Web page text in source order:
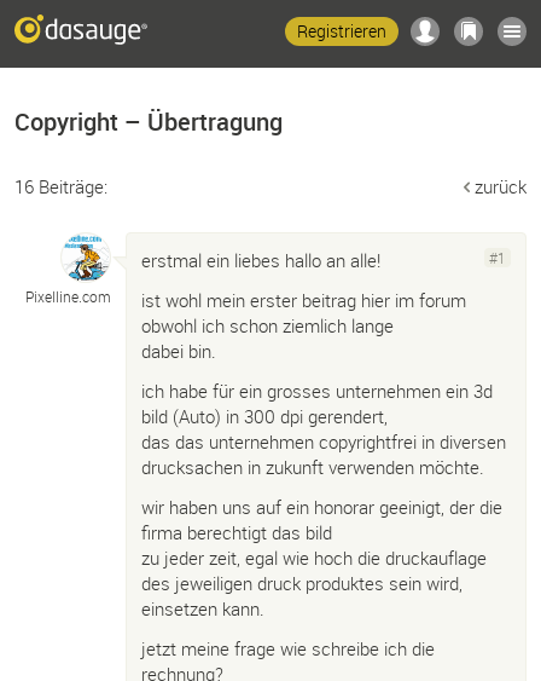
Registrieren
Copyright – Übertragung
16 Beiträge: zurück
Pixelline.com
#1
erstmal ein liebes hallo an alle!
ist wohl mein erster beitrag hier im forum
obwohl ich schon ziemlich lange
dabei bin.
ich habe für ein grosses unternehmen ein 3d
bild (Auto) in 300 dpi gerendert,
das das unternehmen copyrightfrei in diversen
drucksachen in zukunft verwenden möchte.
wir haben uns auf ein honorar geeinigt, der die
firma berechtigt das bild
zu jeder zeit, egal wie hoch die druckauflage
des jeweiligen druck produktes sein wird,
einsetzen kann.
jetzt meine frage wie schreibe ich die
rechnung?